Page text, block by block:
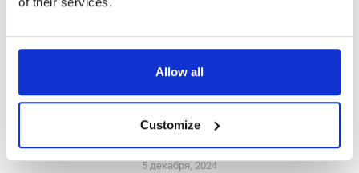
Allow all
Customize
Svarīgi:
nodarbības nedēļā, pārējās dienās veikt treniņu mājās.
mēģināt to pārtulkot svešvalodā.
• Sākumā ir grūti veidot garus teikumus, tāpēc sākumā
jācenšas veidot īsus, skaidrus teikumus.
5 декабря, 2024